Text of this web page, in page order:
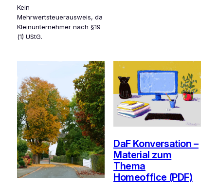
Kein
Mehrwertsteuerausweis, da
Kleinunternehmer nach §19
(1) UStG.
DaF Konversation –
Material zum
Thema
Homeoffice (PDF)